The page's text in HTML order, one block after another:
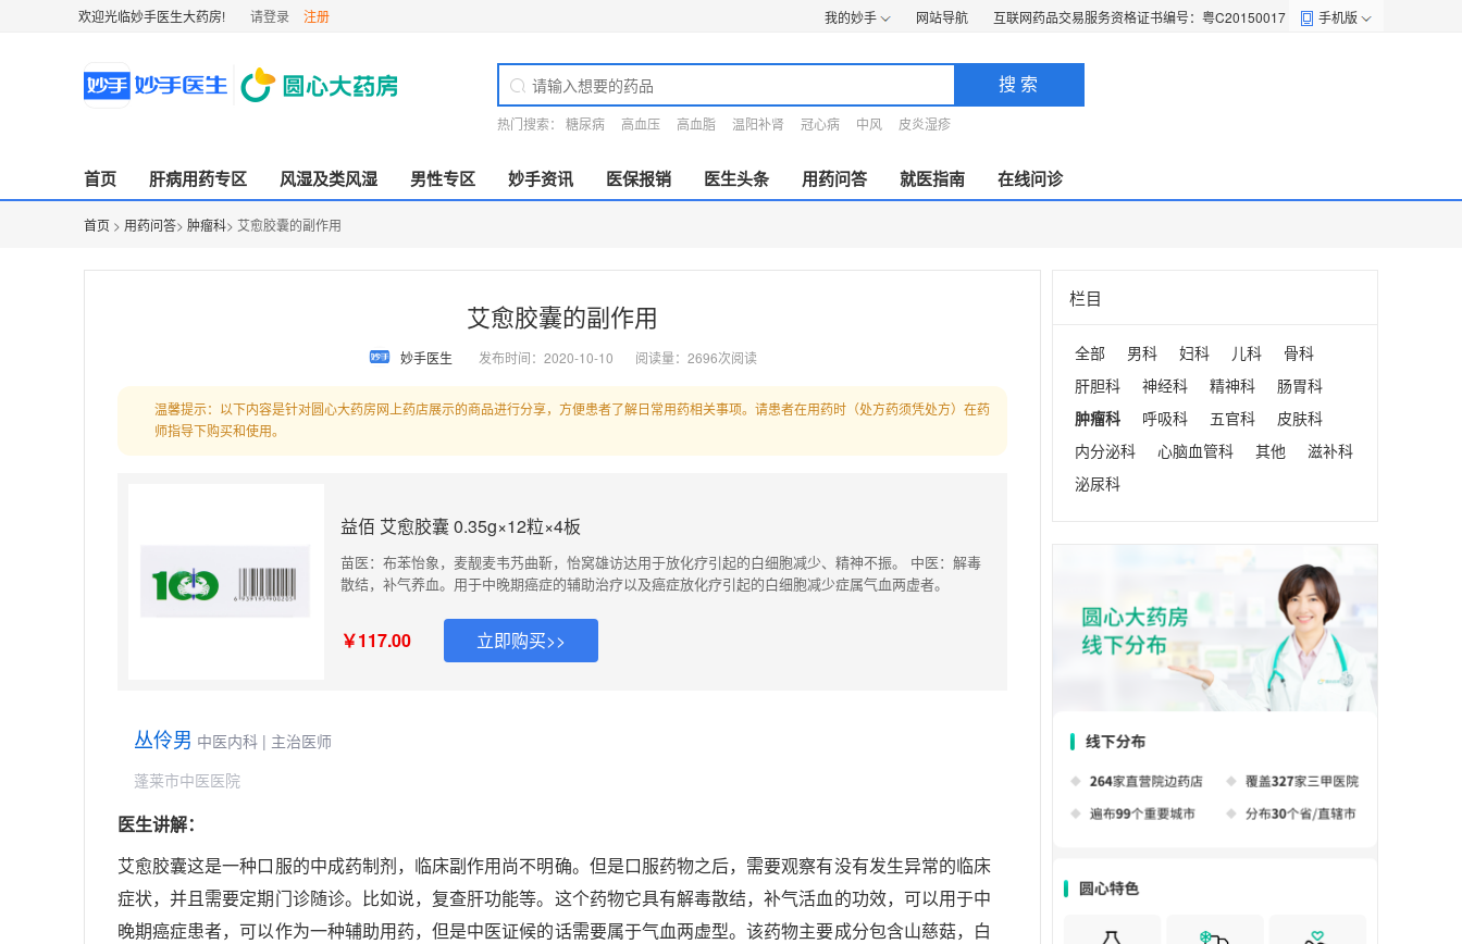
欢迎光临妙手医生大药房! 请登录 注册 我的妙手 网站导航 互联网药品交易服务资格证书编号：粤C20150017 手机版
搜 索
热门搜索： 糖尿病 高血压 高血脂 温阳补肾 冠心病 中风 皮炎湿疹
首页 肝病用药专区 风湿及类风湿 男性专区 妙手资讯 医保报销 医生头条 用药问答 就医指南 在线问诊
首页 > 用药问答> 肿瘤科> 艾愈胶囊的副作用
艾愈胶囊的副作用
妙手医生 发布时间：2020-10-10 阅读量：2696次阅读
温馨提示：以下内容是针对圆心大药房网上药店展示的商品进行分享，方便患者了解日常用药相关事项。请患者在用药时（处方药须凭处方）在药
师指导下购买和使用。
益佰 艾愈胶囊 0.35g×12粒×4板
苗医：布苯怡象，麦靓麦韦艿曲靳，怡窝雄访达用于放化疗引起的白细胞减少、精神不振。 中医：解毒
散结，补气养血。用于中晚期癌症的辅助治疗以及癌症放化疗引起的白细胞减少症属气血两虚者。
￥117.00 立即购买>>
丛伶男 中医内科 | 主治医师
蓬莱市中医医院
医生讲解：
艾愈胶囊这是一种口服的中成药制剂，临床副作用尚不明确。但是口服药物之后，需要观察有没有发生异常的临床
症状，并且需要定期门诊随诊。比如说，复查肝功能等。这个药物它具有解毒散结，补气活血的功效，可以用于中
晚期癌症患者，可以作为一种辅助用药，但是中医证候的话需要属于气血两虚型。该药物主要成分包含山慈菇，白
栏目
全部 男科 妇科 儿科
骨科
肝胆科
神经科 精神科
肠胃科
肿瘤科
呼吸科 五官科
皮肤科
内分泌科
心脑血管科 其他
滋补科
泌尿科